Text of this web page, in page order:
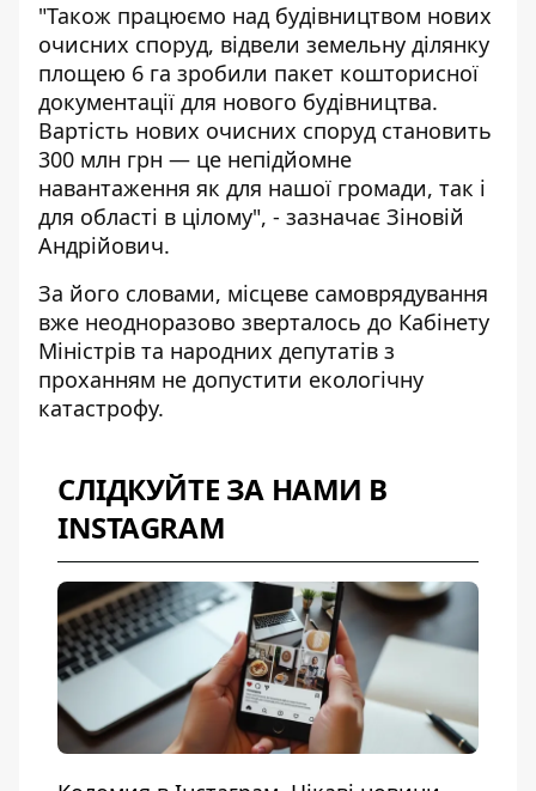
"Також працюємо над будівництвом нових
очисних споруд, відвели земельну ділянку
площею 6 га зробили пакет кошторисної
документації для нового будівництва.
Вартість нових очисних споруд становить
300 млн грн — це непідйомне
навантаження як для нашої громади, так і
для області в цілому", - зазначає Зіновій
Андрійович.
За його словами, місцеве самоврядування
вже неодноразово зверталось до Кабінету
Міністрів та народних депутатів з
проханням не допустити екологічну
катастрофу.
СЛІДКУЙТЕ ЗА НАМИ В
INSTAGRAM